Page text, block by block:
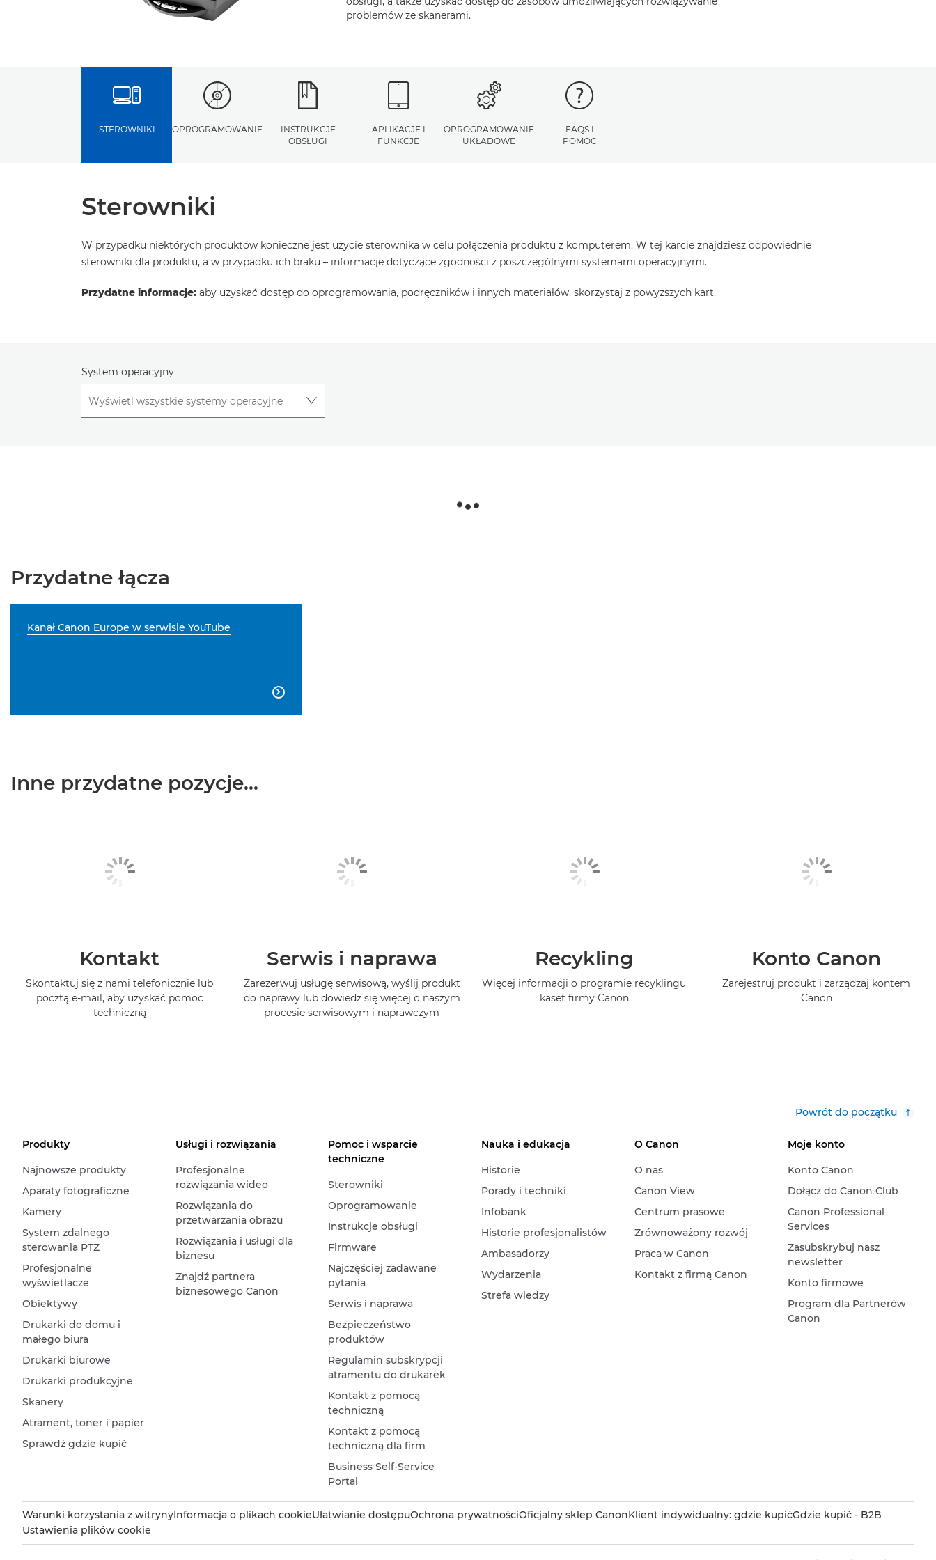
problemów ze skanerami.
STEROWNIKI OPROGRAMOWANIE
INSTRUKCJE
OBSŁUGI
APLIKACJE I
FUNKCJE
OPROGRAMOWANIE
UKŁADOWE
FAQS I
POMOC
Sterowniki
W przypadku niektórych produktów konieczne jest użycie sterownika w celu połączenia produktu z komputerem. W tej karcie znajdziesz odpowiednie
sterowniki dla produktu, a w przypadku ich braku – informacje dotyczące zgodności z poszczególnymi systemami operacyjnymi.
Przydatne informacje: aby uzyskać dostęp do oprogramowania, podręczników i innych materiałów, skorzystaj z powyższych kart.
System operacyjny
Przydatne łącza
Kanał Canon Europe w serwisie YouTube

Inne przydatne pozycje...
Kontakt
Skontaktuj się z nami telefonicznie lub
pocztą e-mail, aby uzyskać pomoc
techniczną
Serwis i naprawa
Zarezerwuj usługę serwisową, wyślij produkt
do naprawy lub dowiedz się więcej o naszym
procesie serwisowym i naprawczym
Recykling
Więcej informacji o programie recyklingu
kaset firmy Canon
Konto Canon
Zarejestruj produkt i zarządzaj kontem
Canon
Powrót do początku
Produkty
Najnowsze produkty
Aparaty fotograficzne
Kamery
System zdalnego
sterowania PTZ
Profesjonalne
wyświetlacze
Obiektywy
Drukarki do domu i
małego biura
Drukarki biurowe
Drukarki produkcyjne
Skanery
Atrament, toner i papier
Sprawdź gdzie kupić
Usługi i rozwiązania
Profesjonalne
rozwiązania wideo
Rozwiązania do
przetwarzania obrazu
Rozwiązania i usługi dla
biznesu
Znajdź partnera
biznesowego Canon
Pomoc i wsparcie
techniczne
Sterowniki
Oprogramowanie
Instrukcje obsługi
Firmware
Najczęściej zadawane
pytania
Serwis i naprawa
Bezpieczeństwo
produktów
Regulamin subskrypcji
atramentu do drukarek
Kontakt z pomocą
techniczną
Kontakt z pomocą
techniczną dla firm
Business Self-Service
Portal
Nauka i edukacja
Historie
Porady i techniki
Infobank
Historie profesjonalistów
Ambasadorzy
Wydarzenia
Strefa wiedzy
O Canon
O nas
Canon View
Centrum prasowe
Zrównoważony rozwój
Praca w Canon
Kontakt z firmą Canon
Moje konto
Konto Canon
Dołącz do Canon Club
Canon Professional
Services
Zasubskrybuj nasz
newsletter
Konto firmowe
Program dla Partnerów
Canon
Warunki korzystania z witrynyInformacja o plikach cookieUłatwianie dostępuOchrona prywatnościOficjalny sklep CanonKlient indywidualny: gdzie kupićGdzie kupić - B2B
Ustawienia plików cookie